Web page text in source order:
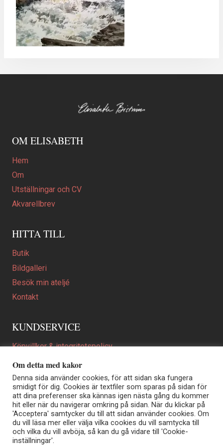
OM ELISABETH
Hem
Om
Utställningar och CV
Akvarellbrev
HITTA TILL
Butik
Bildgalleri
Besök min ateljé
Kontakt
KUNDSERVICE
Köpvillkor & integritetspolicy
Att beställa ett personligt utformat konstverk
En personligare gåva
FAQ
Elisabeth Biström | Akvarellkonstnär | Norrtälje
Sjöängstorpet AB, org.nr 556373-5447
Om detta med kakor
Denna sida använder cookies, för att sidan ska fungera
smidigt för dig. Cookies är textfiler som sparas på sidan för
att dina preferenser ska kännas igen nästa gång du kommer
hit eller när du navigerar omkring på sidan. När du klickar på
'Acceptera' samtycker du till att sidan använder cookies. Om
du vill läsa mer eller välja vilka cookies du vill samtycka till
och vilka du vill avböja, så kan du gå vidare till 'Cookie-
inställningar'.